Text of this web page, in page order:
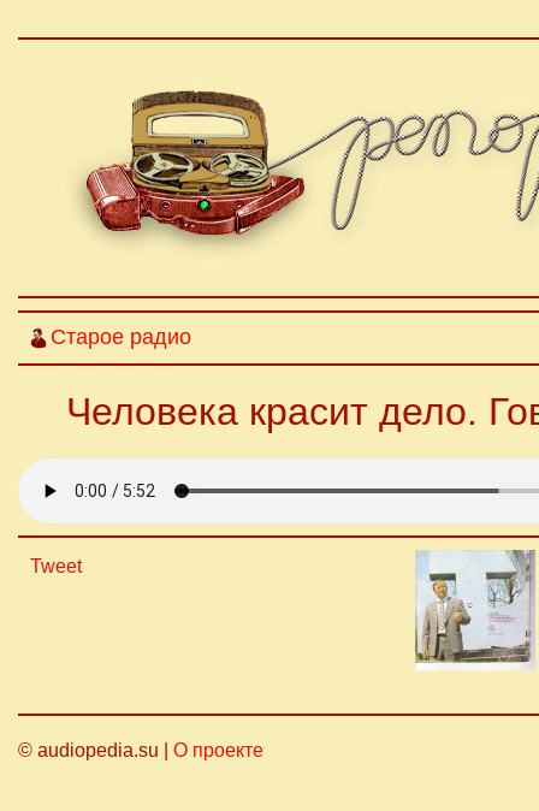
Старое радио
Человека красит дело.
Tweet
© audiopedia.su | О проекте